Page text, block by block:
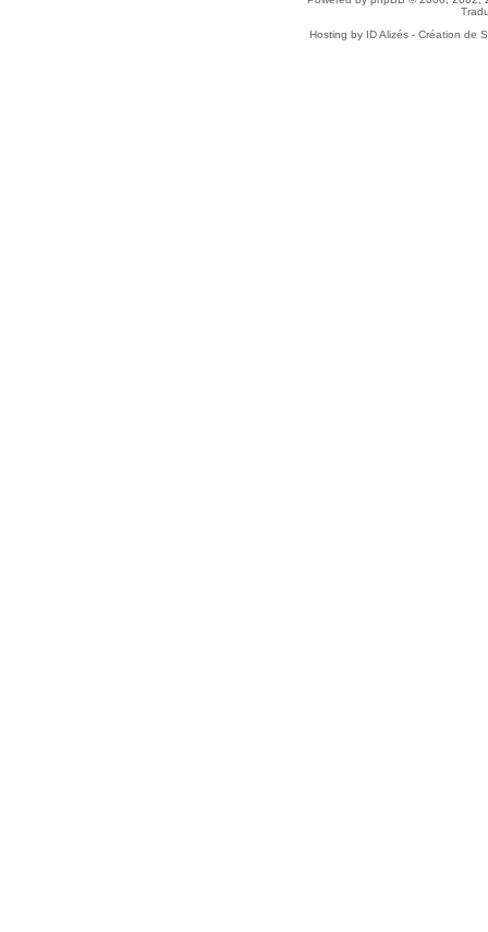
Hosting by ID Alizés - Création de